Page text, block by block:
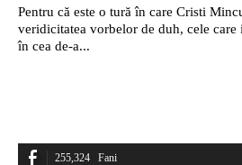
Pentru că este o tură în care Cristi
veridicitatea vorbelor de duh, cele
în cea de-a...
255,324 Fani